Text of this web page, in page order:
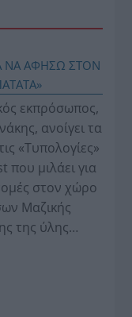
ΝΑ ΑΦΗΣΩ ΣΤΟΝ
εκπρόσωπος,
ανοίγει τα
«Τυπολογίες»
που μιλάει για
στον χώρο
Μαζικής
της ύλης